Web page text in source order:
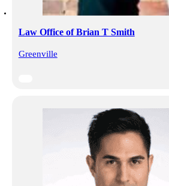
Law Office of Brian T Smith
Greenville